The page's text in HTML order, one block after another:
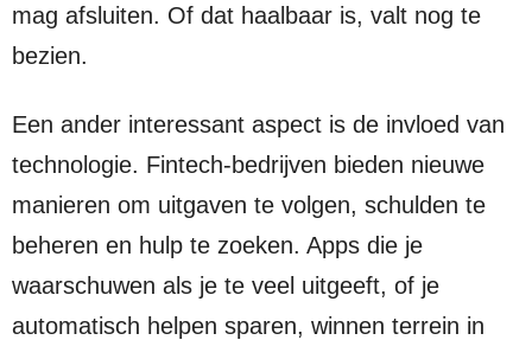
mag afsluiten. Of dat haalbaar is, valt nog te
bezien.
Een ander interessant aspect is de invloed van
technologie. Fintech-bedrijven bieden nieuwe
manieren om uitgaven te volgen, schulden te
beheren en hulp te zoeken. Apps die je
waarschuwen als je te veel uitgeeft, of je
automatisch helpen sparen, winnen terrein in